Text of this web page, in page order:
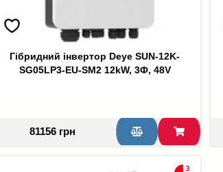
Гібридний інвертор Deye SUN-12K-
SG05LP3-EU-SM2 12kW, 3Ф, 48V
81156 грн